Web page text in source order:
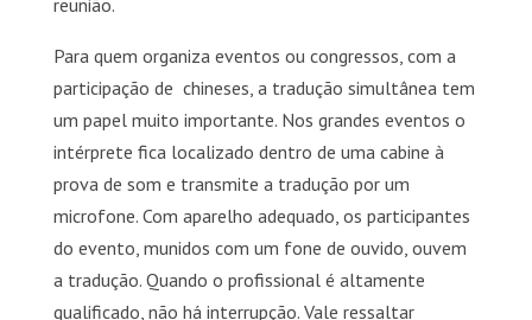
Para quem organiza eventos ou congressos, com a
participação de chineses, a tradução simultânea tem
um papel muito importante. Nos grandes eventos o
intérprete fica localizado dentro de uma cabine à
prova de som e transmite a tradução por um
microfone. Com aparelho adequado, os participantes
do evento, munidos com um fone de ouvido, ouvem
a tradução. Quando o profissional é altamente
qualificado, não há interrupção. Vale ressaltar